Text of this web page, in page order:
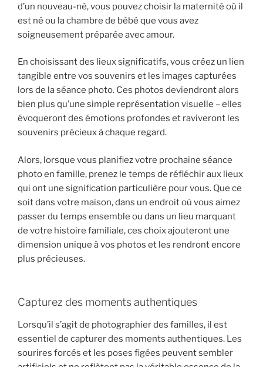
d’un nouveau-né, vous pouvez choisir la maternité où il
est né ou la chambre de bébé que vous avez
soigneusement préparée avec amour.
En choisissant des lieux significatifs, vous créez un lien
tangible entre vos souvenirs et les images capturées
lors de la séance photo. Ces photos deviendront alors
bien plus qu’une simple représentation visuelle – elles
évoqueront des émotions profondes et raviveront les
souvenirs précieux à chaque regard.
Alors, lorsque vous planifiez votre prochaine séance
photo en famille, prenez le temps de réfléchir aux lieux
qui ont une signification particulière pour vous. Que ce
soit dans votre maison, dans un endroit où vous aimez
passer du temps ensemble ou dans un lieu marquant
de votre histoire familiale, ces choix ajouteront une
dimension unique à vos photos et les rendront encore
plus précieuses.
Capturez des moments authentiques
Lorsqu’il s’agit de photographier des familles, il est
essentiel de capturer des moments authentiques. Les
sourires forcés et les poses figées peuvent sembler